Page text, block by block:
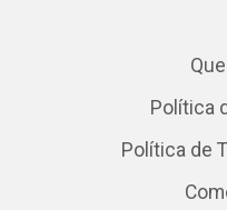
Política
Política de